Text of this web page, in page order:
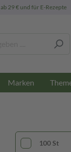
ab 29 € und für E-Rezepte
Marken
100 St